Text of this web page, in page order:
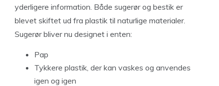
yderligere information. Både sugerør og bestik er
blevet skiftet ud fra plastik til naturlige materialer.
Sugerør bliver nu designet i enten:
Pap
Tykkere plastik, der kan vaskes og anvendes
igen og igen